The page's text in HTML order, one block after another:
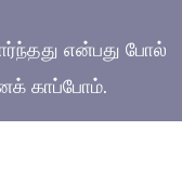
என்பது போல்
காப்போம்.